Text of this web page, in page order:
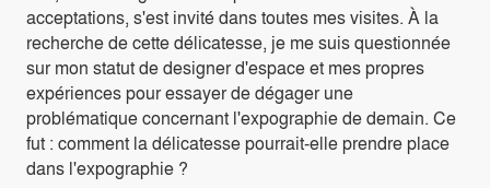
acceptations, s'est invité dans toutes mes visites. À la
recherche de cette délicatesse, je me suis questionnée
sur mon statut de designer d'espace et mes propres
expériences pour essayer de dégager une
problématique concernant l'expographie de demain. Ce
fut : comment la délicatesse pourrait-elle prendre place
dans l'expographie ?